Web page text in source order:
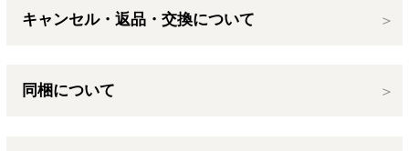
キャンセル・返品・交換について
同梱について